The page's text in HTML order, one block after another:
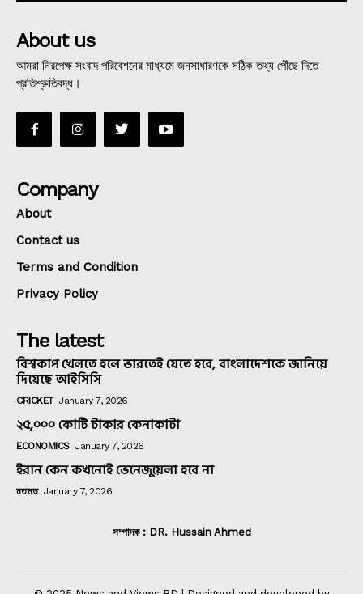
About us
আমরা নিরপেক্ষ সংবাদ পরিবেশনের মাধ্যমে জনসাধারণকে সঠিক তথ্য পৌঁছে দিতে
প্রতিশ্রুতিবদ্ধ।
Company
About
Contact us
Terms and Condition
Privacy Policy
The latest
বিশ্বকাপ খেলতে হলে ভারতেই যেতে হবে, বাংলাদেশকে জানিয়ে
দিয়েছে আইসিসি
CRICKET January 7, 2026
২৫,০০০ কোটি টাকার কেনাকাটা
ECONOMICS January 7, 2026
ইরান কেন কখনোই ভেনেজুয়েলা হবে না
মতামত January 7, 2026
সম্পাদক : DR. Hussain Ahmed